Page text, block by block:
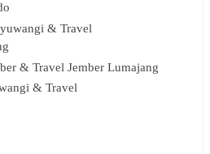
& Travel
& Travel Jember Lumajang
& Travel